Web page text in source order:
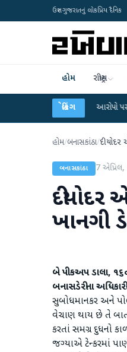
ઉત્તર ગુજરાતનું લોકપ્રિય દૈનિક
હોમ રાષ્ટ્રીય
બ્રેકિંગ
લીકના આરોપો પર રાહુલ ગાંધીએ
હોમ/બનાસકાંઠા/દીયોદર
બનાસકાંઠા 7
દીયોદર
ખાનગી
બે પીકઅપ ડાલા,
બનાસડેરીના
સુબોધમાનકર અને
વેચાણ થાય છે તે
કરતાં સમગ્ર દુધનો
જગ્યાએ ટેન્કરમાં